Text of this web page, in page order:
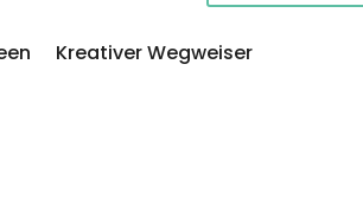
Kreativer Wegweiser